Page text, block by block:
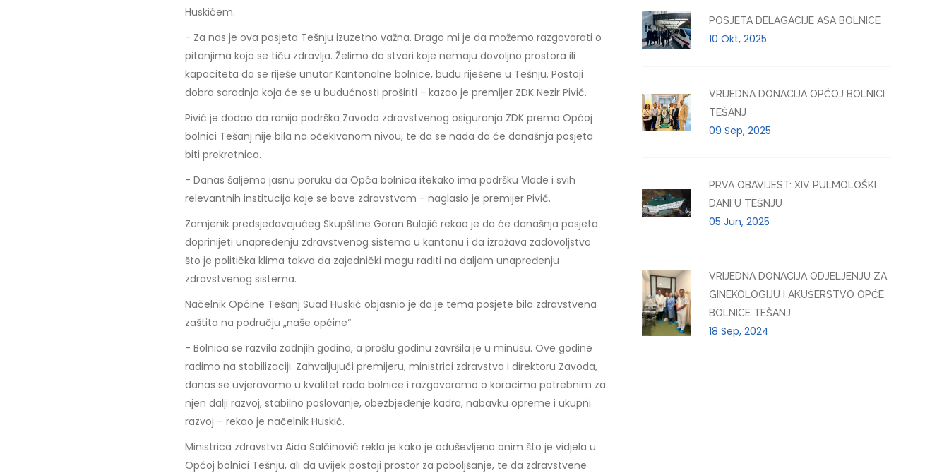
Huskićem.
- Za nas je ova posjeta Tešnju izuzetno važna. Drago mi je da možemo razgovarati o
pitanjima koja se tiču zdravlja. Želimo da stvari koje nemaju dovoljno prostora ili
kapaciteta da se riješe unutar Kantonalne bolnice, budu riješene u Tešnju. Postoji
dobra saradnja koja će se u budućnosti proširiti - kazao je premijer ZDK Nezir Pivić.
Pivić je dodao da ranija podrška Zavoda zdravstvenog osiguranja ZDK prema Općoj
bolnici Tešanj nije bila na očekivanom nivou, te da se nada da će današnja posjeta
biti prekretnica.
- Danas šaljemo jasnu poruku da Opća bolnica itekako ima podršku Vlade i svih
relevantnih institucija koje se bave zdravstvom - naglasio je premijer Pivić.
Zamjenik predsjedavajućeg Skupštine Goran Bulajić rekao je da će današnja posjeta
doprinijeti unapređenju zdravstvenog sistema u kantonu i da izražava zadovoljstvo
što je politička klima takva da zajednički mogu raditi na daljem unapređenju
zdravstvenog sistema.
Načelnik Općine Tešanj Suad Huskić objasnio je da je tema posjete bila zdravstvena
zaštita na području „naše općine“.
- Bolnica se razvila zadnjih godina, a prošlu godinu završila je u minusu. Ove godine
radimo na stabilizaciji. Zahvaljujući premijeru, ministrici zdravstva i direktoru Zavoda,
danas se uvjeravamo u kvalitet rada bolnice i razgovaramo o koracima potrebnim za
njen dalji razvoj, stabilno poslovanje, obezbjeđenje kadra, nabavku opreme i ukupni
razvoj – rekao je načelnik Huskić.
Ministrica zdravstva Aida Salčinović rekla je kako je oduševljena onim što je vidjela u
Općoj bolnici Tešnju, ali da uvijek postoji prostor za poboljšanje, te da zdravstvene
POSJETA DELAGACIJE ASA BOLNICE
10 Okt, 2025
VRIJEDNA DONACIJA OPĆOJ BOLNICI
TEŠANJ
09 Sep, 2025
PRVA OBAVIJEST: XIV PULMOLOŠKI
DANI U TEŠNJU
05 Jun, 2025
VRIJEDNA DONACIJA ODJELJENJU ZA
GINEKOLOGIJU I AKUŠERSTVO OPĆE
BOLNICE TEŠANJ
18 Sep, 2024